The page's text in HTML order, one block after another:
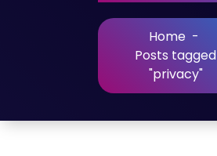
Home -
Posts tagged
"privacy"